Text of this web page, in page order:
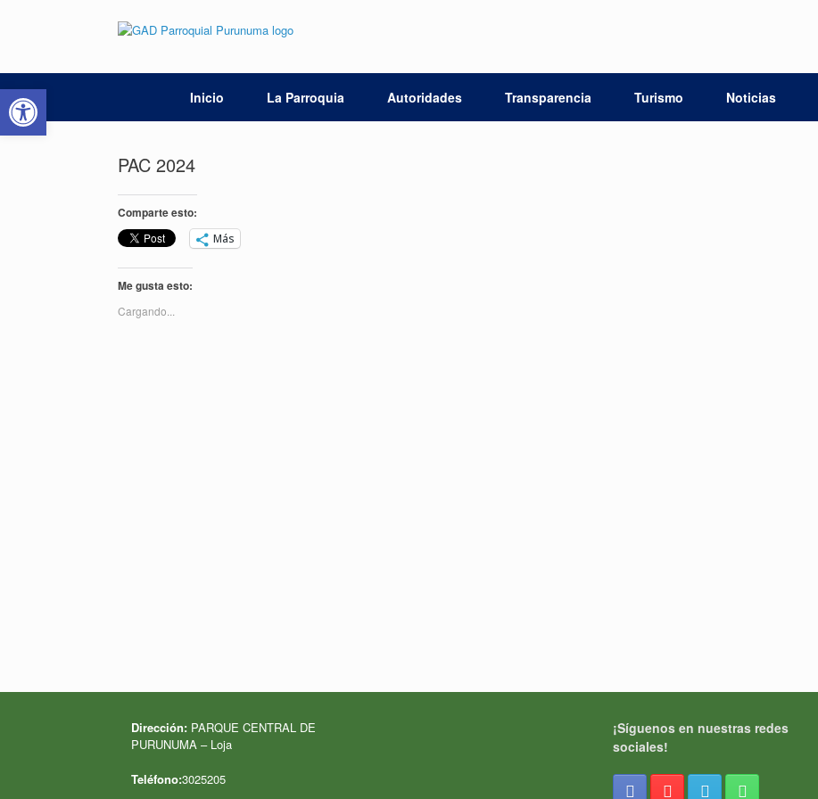
Inicio La Parroquia Autoridades Transparencia Turismo Noticias
PAC 2024
Comparte esto:
Más
Me gusta esto:
Cargando...
Dirección: PARQUE CENTRAL DE
PURUNUMA – Loja
Teléfono:3025205
¡Síguenos en nuestras redes
sociales!
Abrir barra de herramientas